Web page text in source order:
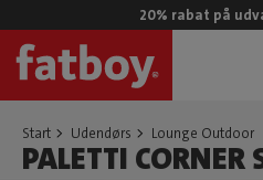
20% rabat på
Start Udendørs Lounge Outdoor
PALETTI CORNER